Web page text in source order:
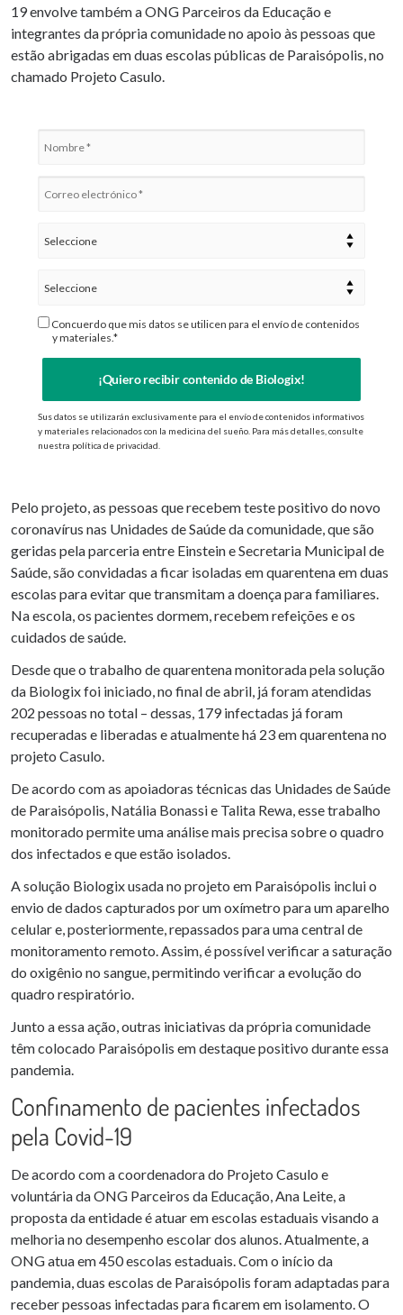
19 envolve também a ONG Parceiros da Educação e
integrantes da própria comunidade no apoio às pessoas que
estão abrigadas em duas escolas públicas de Paraisópolis, no
chamado Projeto Casulo.
Concuerdo que mis datos se utilicen para el envío de contenidos
y materiales.*
¡Quiero recibir contenido de Biologix!
Sus datos se utilizarán exclusivamente para el envío de contenidos informativos
y materiales relacionados con la medicina del sueño. Para más detalles, consulte
nuestra política de privacidad.
Pelo projeto, as pessoas que recebem teste positivo do novo
coronavírus nas Unidades de Saúde da comunidade, que são
geridas pela parceria entre Einstein e Secretaria Municipal de
Saúde, são convidadas a ficar isoladas em quarentena em duas
escolas para evitar que transmitam a doença para familiares.
Na escola, os pacientes dormem, recebem refeições e os
cuidados de saúde.
Desde que o trabalho de quarentena monitorada pela solução
da Biologix foi iniciado, no final de abril, já foram atendidas
202 pessoas no total – dessas, 179 infectadas já foram
recuperadas e liberadas e atualmente há 23 em quarentena no
projeto Casulo.
De acordo com as apoiadoras técnicas das Unidades de Saúde
de Paraisópolis, Natália Bonassi e Talita Rewa, esse trabalho
monitorado permite uma análise mais precisa sobre o quadro
dos infectados e que estão isolados.
A solução Biologix usada no projeto em Paraisópolis inclui o
envio de dados capturados por um oxímetro para um aparelho
celular e, posteriormente, repassados para uma central de
monitoramento remoto. Assim, é possível verificar a saturação
do oxigênio no sangue, permitindo verificar a evolução do
quadro respiratório.
Junto a essa ação, outras iniciativas da própria comunidade
têm colocado Paraisópolis em destaque positivo durante essa
pandemia.
Confinamento de pacientes infectados
pela Covid-19
De acordo com a coordenadora do Projeto Casulo e
voluntária da ONG Parceiros da Educação, Ana Leite, a
proposta da entidade é atuar em escolas estaduais visando a
melhoria no desempenho escolar dos alunos. Atualmente, a
ONG atua em 450 escolas estaduais. Com o início da
pandemia, duas escolas de Paraisópolis foram adaptadas para
receber pessoas infectadas para ficarem em isolamento. O